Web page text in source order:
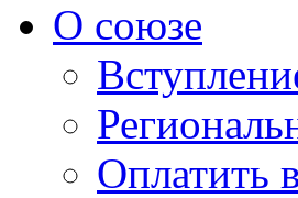
О союзе
Оплатить